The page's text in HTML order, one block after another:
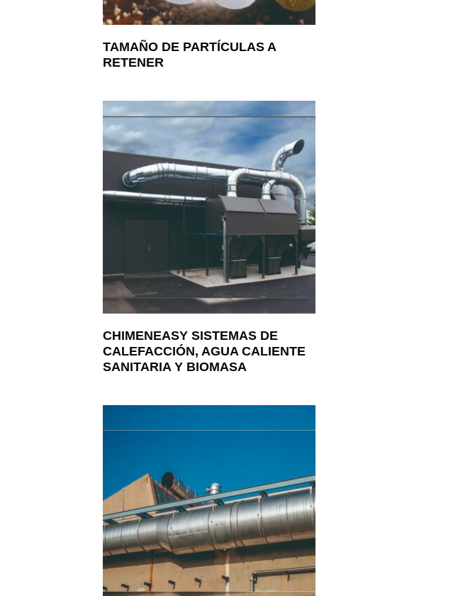
TAMAÑO DE PARTÍCULAS A
RETENER
CHIMENEASY SISTEMAS DE
CALEFACCIÓN, AGUA CALIENTE
SANITARIA Y BIOMASA